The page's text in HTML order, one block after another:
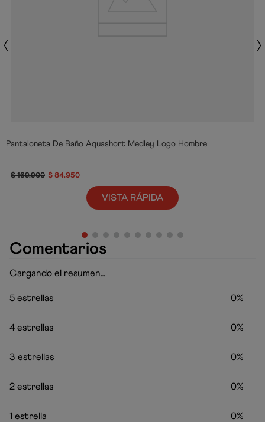
Pantaloneta De Baño Aquashort Medley Logo Hombre
$169.900 $ 84.950
VISTA RÁPIDA
Comentarios
Cargando el resumen…
5 estrellas 0%
4 estrellas 0%
3 estrellas 0%
2 estrellas 0%
1 estrella 0%